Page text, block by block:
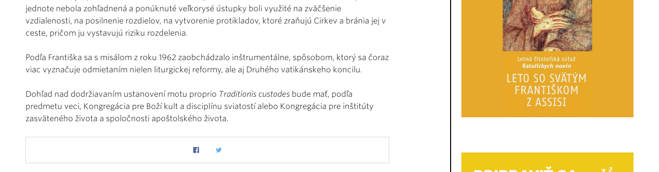
jednote nebola zohľadnená a ponúknuté veľkorysé ústupky boli využité na zväčšenie
vzdialenosti, na posilnenie rozdielov, na vytvorenie protikladov, ktoré zraňujú Cirkev a bránia jej v
ceste, pričom ju vystavujú riziku rozdelenia.
Podľa Františka sa s misálom z roku 1962 zaobchádzalo inštrumentálne, spôsobom, ktorý sa čoraz
viac vyznačuje odmietaním nielen liturgickej reformy, ale aj Druhého vatikánskeho koncilu.
Dohľad nad dodržiavaním ustanovení motu proprio Traditionis custodes bude mať, podľa
predmetu veci, Kongregácia pre Boží kult a disciplínu sviatostí alebo Kongregácia pre inštitúty
zasväteného života a spoločnosti apoštolského života.